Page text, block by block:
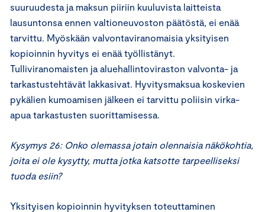
suuruudesta ja maksun piiriin kuuluvista laitteista
lausuntonsa ennen valtioneuvoston päätöstä, ei enää
tarvittu. Myöskään valvontaviranomaisia yksityisen
kopioinnin hyvitys ei enää työllistänyt.
Tulliviranomaisten ja aluehallintoviraston valvonta- ja
tarkastustehtävät lakkasivat. Hyvitysmaksua koskevien
pykälien kumoamisen jälkeen ei tarvittu poliisin virka-
apua tarkastusten suorittamisessa.
Kysymys 26: Onko olemassa jotain olennaisia näkökohtia,
joita ei ole kysytty, mutta jotka katsotte tarpeelliseksi
tuoda esiin?
Yksityisen kopioinnin hyvityksen toteuttaminen